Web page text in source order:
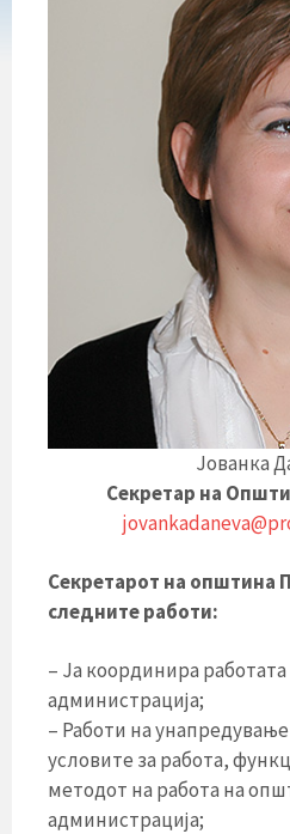
Јованка
Секретар на
Секретарот на општина
следните работи:
– Ја координира
администрација;
– Работи на унапредување
условите за работа,
методот на работа на
администрација;